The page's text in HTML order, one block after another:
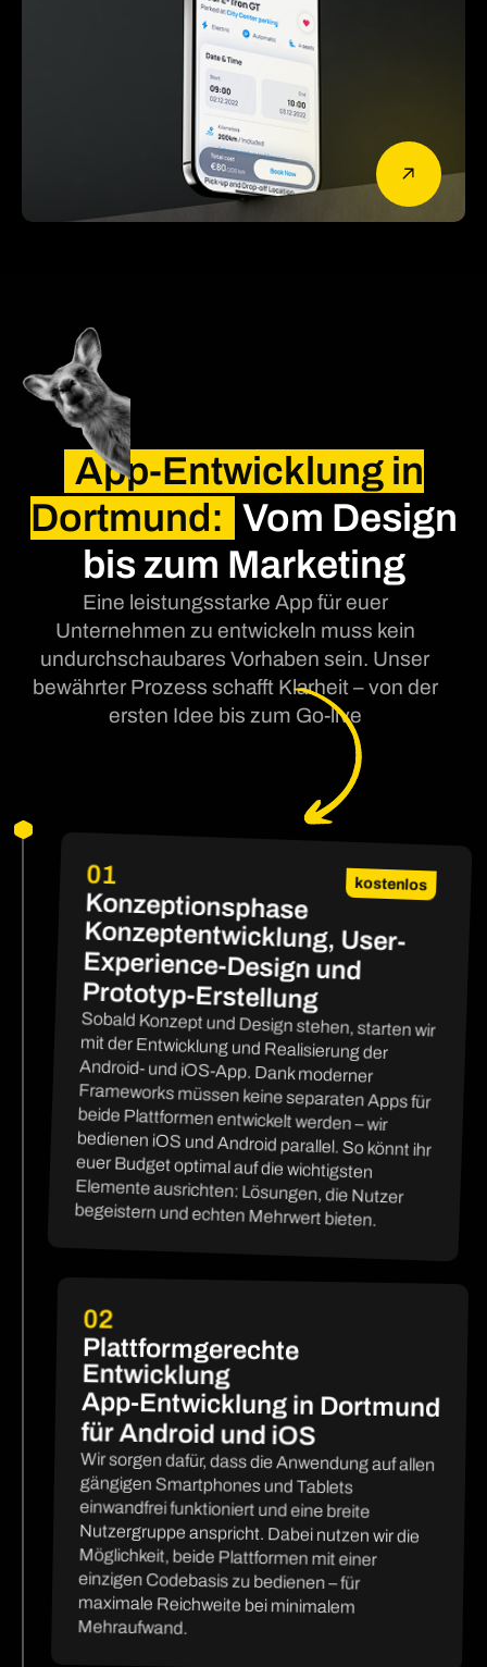
App-Entwicklung in
Dortmund: Vom Design
bis zum Marketing
Eine leistungsstarke App für euer
Unternehmen zu entwickeln muss kein
undurchschaubares Vorhaben sein. Unser
bewährter Prozess schafft Klarheit – von der
ersten Idee bis zum Go-live
01
Konzeptionsphase
Konzeptentwicklung, User-
Experience-Design und
Prototyp-Erstellung
Sobald Konzept und Design stehen, starten wir
mit der Entwicklung und Realisierung der
Android- und iOS-App. Dank moderner
Frameworks müssen keine separaten Apps für
beide Plattformen entwickelt werden – wir
bedienen iOS und Android parallel. So könnt ihr
euer Budget optimal auf die wichtigsten
Elemente ausrichten: Lösungen, die Nutzer
begeistern und echten Mehrwert bieten.
kostenlos
02
Plattformgerechte
Entwicklung
App-Entwicklung in Dortmund
für Android und iOS
Wir sorgen dafür, dass die Anwendung auf allen
gängigen Smartphones und Tablets
einwandfrei funktioniert und eine breite
Nutzergruppe anspricht. Dabei nutzen wir die
Möglichkeit, beide Plattformen mit einer
einzigen Codebasis zu bedienen – für
maximale Reichweite bei minimalem
Mehraufwand.